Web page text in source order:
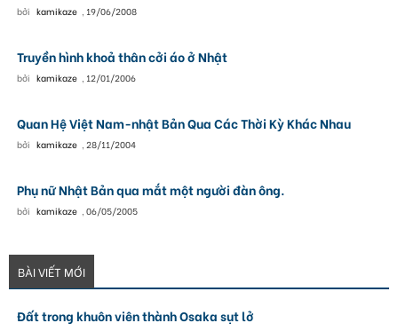
bởi kamikaze , 19/06/2008
Truyền hình khoả thân cởi áo ở Nhật
bởi kamikaze , 12/01/2006
Quan Hệ Việt Nam-nhật Bản Qua Các Thời Kỳ Khác Nhau
bởi kamikaze , 28/11/2004
Phụ nữ Nhật Bản qua mắt một người đàn ông.
bởi kamikaze , 06/05/2005
BÀI VIẾT MỚI
Đất trong khuôn viên thành Osaka sụt lở